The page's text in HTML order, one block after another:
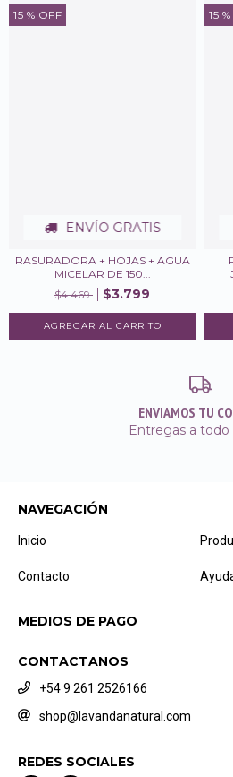
15 % OFF
ENVÍO GRATIS
RASURADORA + HOJAS + AGUA
MICELAR DE 150...
$4.469
$3.799
15
ENVIAMOS TU
Entregas a todo
NAVEGACIÓN
Inicio
Contacto
MEDIOS DE PAGO
CONTACTANOS
+54 9 261 2526166
shop@lavandanatural.com
REDES SOCIALES